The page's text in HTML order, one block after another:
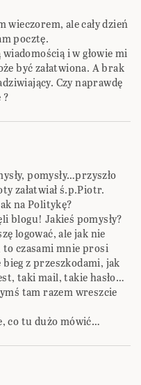
ale cały dzień
pocztę.
i w głowie mi
być załatwiona. A brak
Czy naprawdę
?
pomysły…przyszło
załatwiał ś.p.Piotr.
na Politykę?
blogu! Jakieś pomysły?
logować, ale jak nie
to czasami mnie prosi
z przeszkodami, jak
taki mail, takie hasło…
tam razem wreszcie
co tu dużo mówić…